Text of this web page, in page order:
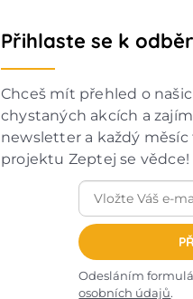
Přihlaste se k
Chceš mít přehled o
chystaných akcích a
newsletter a každý měsíc
projektu Zeptej se vědce!
Odesláním
osobních údajů.